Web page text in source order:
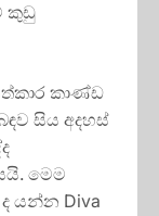
කුඩු
කාණ්ඩ
සිය අදහස්
මෙම
යන්න Diva